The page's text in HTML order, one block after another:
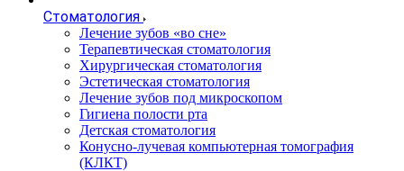
Стоматология
Лечение зубов «во сне»
Терапевтическая стоматология
Хирургическая стоматология
Эстетическая стоматология
Лечение зубов под микроскопом
Гигиена полости рта
Детская стоматология
Конусно-лучевая компьютерная томография
(КЛКТ)